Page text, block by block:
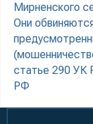
Мирненского
Они
статье 290 УК
РФ